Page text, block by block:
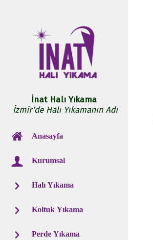
İnat Halı Yıkama
İzmir'de Halı Yıkamanın Adı
Anasayfa
Kurumsal
Halı Yıkama
Koltuk Yıkama
Perde Yıkama